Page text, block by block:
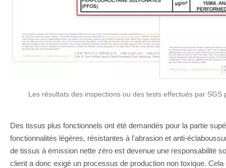
Les résultats des inspections ou des tests effectués par
Des tissus plus fonctionnels ont été demandés pour la partie
fonctionnalités légères, résistantes à l'abrasion et anti-
de tissus à émission nette zéro est devenue une responsabilité
client a donc exigé un processus de production non toxique.